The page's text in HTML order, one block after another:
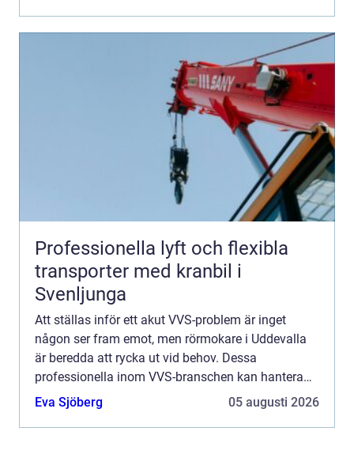
Professionella lyft och flexibla
transporter med kranbil i
Svenljunga
Att ställas inför ett akut VVS-problem är inget
någon ser fram emot, men rörmokare i Uddevalla
är beredda att rycka ut vid behov. Dessa
professionella inom VVS-branschen kan hantera
allt från rutinmässiga ins...
Eva Sjöberg 05 augusti 2026